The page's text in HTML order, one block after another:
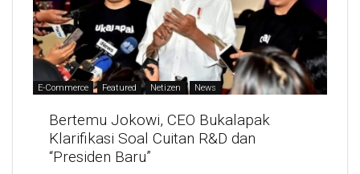
E-Commerce Featured Netizen News
Bertemu Jokowi, CEO Bukalapak
Klarifikasi Soal Cuitan R&D dan
“Presiden Baru”